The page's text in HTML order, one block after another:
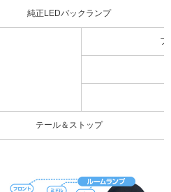
純正LEDバックランプ
フ
テール＆ストップ